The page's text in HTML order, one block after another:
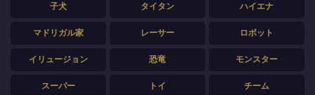
子犬 タイタン ハイエナ
マドリガル家 レーサー ロボット
イリュージョン 恐竜 モンスター
スーパー トイ チーム